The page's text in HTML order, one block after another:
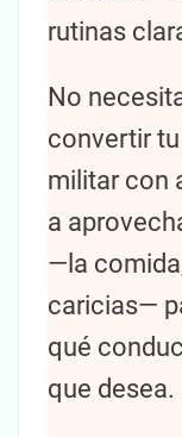
rutinas
No
convertir
militar con
a
—la
caricias—
qué
que desea.